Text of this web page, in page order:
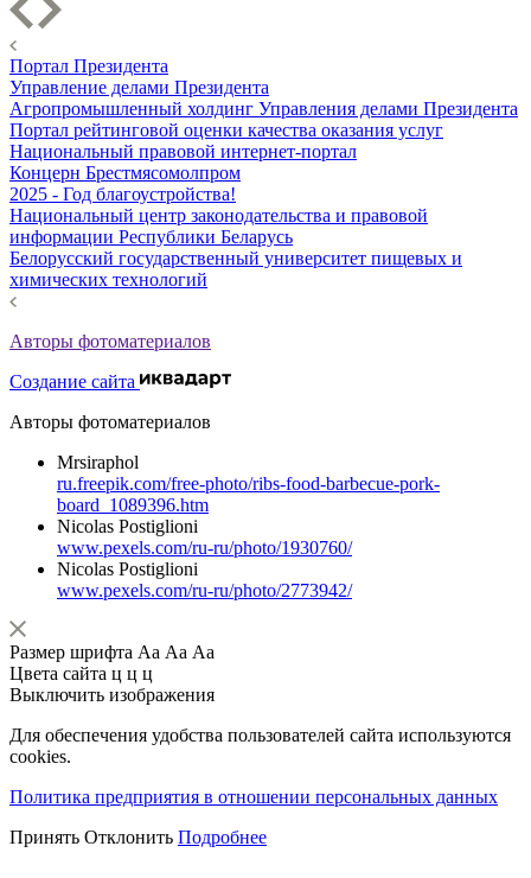
Портал Президента
Управление делами Президента
Агропромышленный холдинг Управления делами Президента
Портал рейтинговой оценки качества оказания услуг
Национальный правовой интернет-портал
Концерн Брестмясомолпром
2025 - Год благоустройства!
Национальный центр законодательства и правовой
информации Республики Беларусь
Белорусский государственный университет пищевых и
химических технологий
Авторы фотоматериалов
Создание сайта
Авторы фотоматериалов
Mrsiraphol
ru.freepik.com/free-photo/ribs-food-barbecue-pork-
board_1089396.htm
Nicolas Postiglioni
www.pexels.com/ru-ru/photo/1930760/
Nicolas Postiglioni
www.pexels.com/ru-ru/photo/2773942/
Размер шрифта Аа Аа Аа
Цвета сайта ц ц ц
Выключить изображения
Для обеспечения удобства пользователей сайта используются
cookies.
Политика предприятия в отношении персональных данных
Принять Отклонить Подробнее